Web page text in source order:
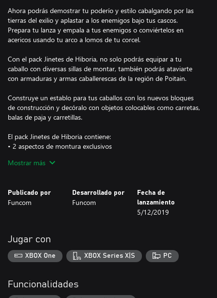
Ahora podrás demostrar tu poderío y estilo cabalgando por las
tierras del exilio y aplastar a los enemigos bajo tus cascos.
Prepara tu lanza y empala a tus enemigos o conviértelos en
acericos usando tu arco a lomos de tu corcel.
Con el pack Jinetes de Hiboria, no solo podrás equipar a tu
caballo con diversas sillas de montar, también podrás ataviarte
con armaduras y armas caballerescas de la región de Poitain.
Construye un establo para tus caballos con los nuevos bloques
de construcción y decóralo con objetos colocables como carretas,
balas de paja y carretillas.
El pack Jinetes de Hiboria contiene:
• 2 aspectos de montura exclusivos
• 6 sillas de montar nuevas
- Bloques hechos para construir establos
• 15 piezas de armadura en tres lotes, como la armadura de
• 11 armas de Poitain, incluyendo lanzas de caballería
- Mismo poder que las armas de hierro con una versión épica de
cada una.
- Decora tu establo con nuevos objetos como veletas.
Mostrar más
Publicado por
Funcom
Desarrollado por
Funcom
Fecha de
lanzamiento
5/12/2019
Jugar con
XBOX One XBOX Series X|S PC
Funcionalidades